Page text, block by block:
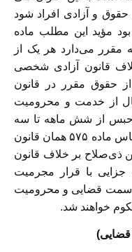
و آزادی افراد شود
مؤید این مطلب ماده
مقرر می‌دارد هر یک از
قانون آزادی شخصی
حقوق مقرر در قانون
از خدمت و محرومیت
حبس از شش ماهه تا سه
سال محکوم خواهد شد همچنین بر اساس ماده ۵۷۵ همان قانون
ذی‌صلاح بر خلاف قانون
جزایی با قرار مجرمیت
سمت قضایی و محرومیت
خواهند شد.